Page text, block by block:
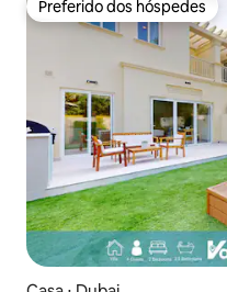
Preferido dos hóspedes
Preferido dos hóspedes